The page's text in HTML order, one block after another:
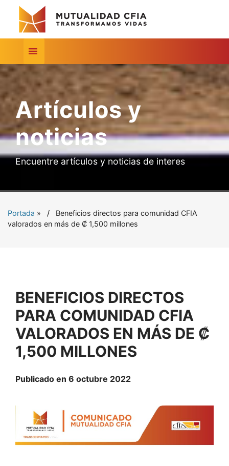
Artículos y
noticias
Encuentre artículos y noticias de interes
Portada »
Beneficios directos para comunidad CFIA
valorados en más de ₡ 1,500 millones
BENEFICIOS DIRECTOS
PARA COMUNIDAD CFIA
VALORADOS EN MÁS DE ₡
1,500 MILLONES
Publicado en 6 octubre 2022